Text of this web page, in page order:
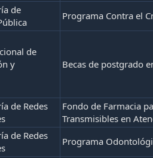
de
Programa Contra el
de
y
Becas de postgrado
de Redes
Fondo de Farmacia
Transmisibles en
de Redes
Programa